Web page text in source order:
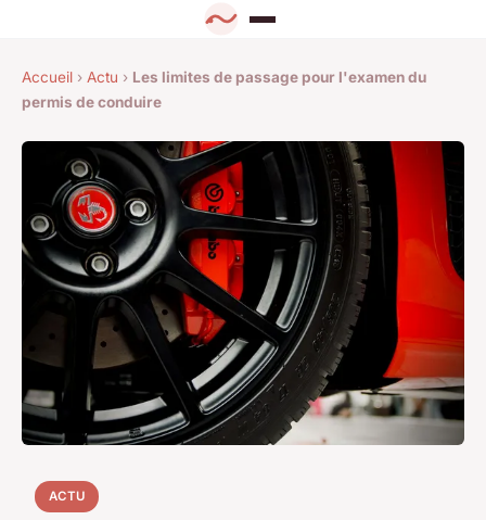
Accueil › Actu › Les limites de passage pour l'examen du
permis de conduire
ACTU